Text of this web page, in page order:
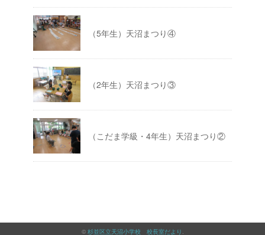
（5年生）天沼まつり④
（2年生）天沼まつり③
（こだま学級・4年生）天沼まつり②
© 杉並区立天沼小学校 校長室だより .